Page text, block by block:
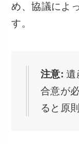
め、協議によ
す。
注意: 遺
合意が
ると原